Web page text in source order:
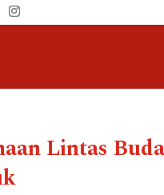
Lintas